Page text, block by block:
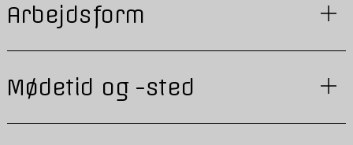
Arbejdsform
Mødetid og -sted